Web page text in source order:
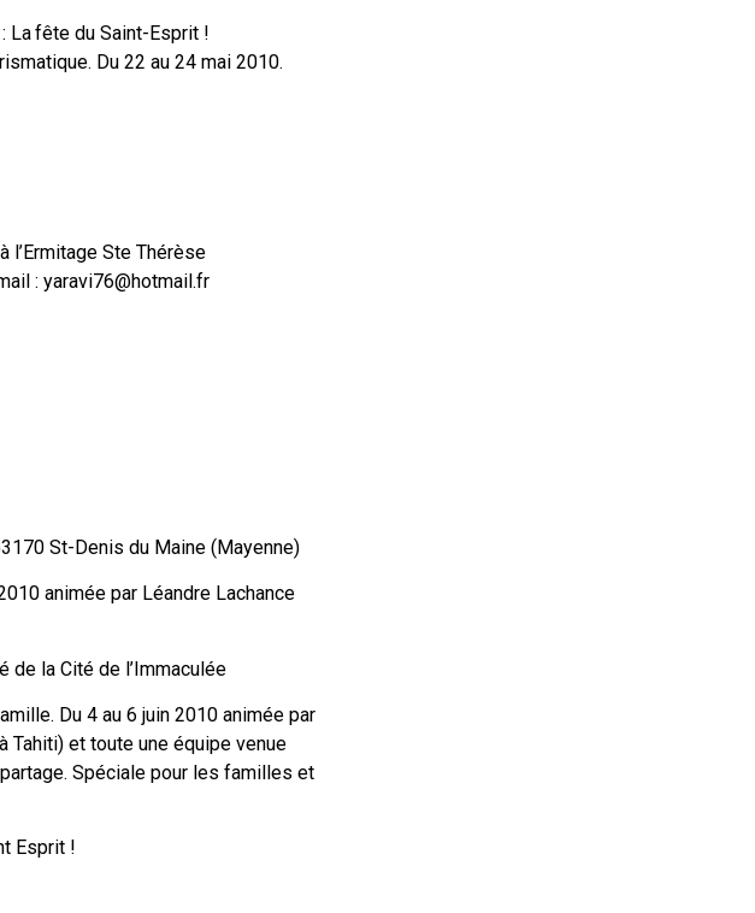
La fête du Saint-Esprit !
Du 22 au 24 mai 2010.
l’Ermitage Ste Thérèse
: yaravi76@hotmail.fr
St-Denis du Maine (Mayenne)
animée par Léandre Lachance
de la Cité de l’Immaculée
Du 4 au 6 juin 2010 animée par
et toute une équipe venue
Spéciale pour les familles et
Esprit !